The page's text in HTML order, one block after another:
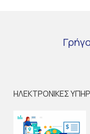
ΗΛΕΚΤΡΟΝΙΚΕΣ